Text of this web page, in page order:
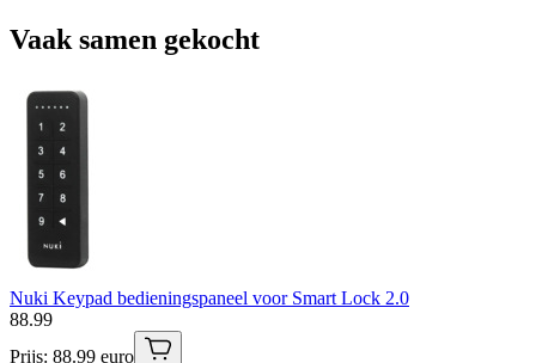
Vaak samen gekocht
Nuki Keypad bedieningspaneel voor Smart Lock 2.0
88.99
Prijs: 88.99 euro